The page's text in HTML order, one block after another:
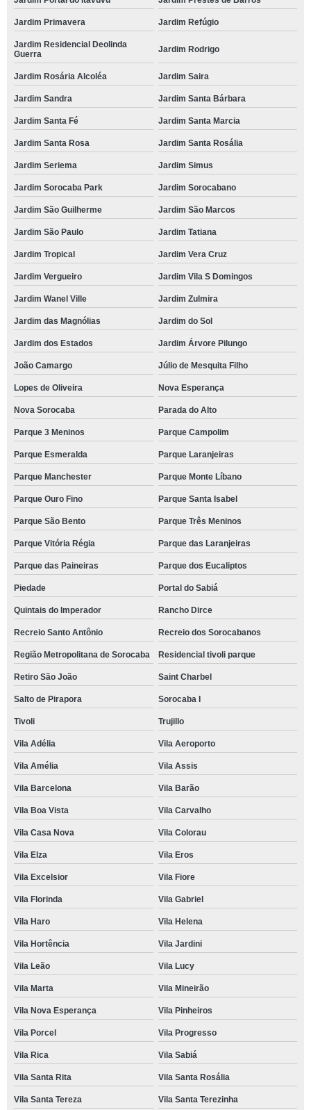
Jardim Primavera Jardim Refúgio
Jardim Residencial Deolinda
Guerra
Jardim Rodrigo
Jardim Rosária Alcoléa Jardim Saira
Jardim Sandra Jardim Santa Bárbara
Jardim Santa Fé Jardim Santa Marcia
Jardim Santa Rosa Jardim Santa Rosália
Jardim Seriema Jardim Simus
Jardim Sorocaba Park Jardim Sorocabano
Jardim São Guilherme Jardim São Marcos
Jardim São Paulo Jardim Tatiana
Jardim Tropical Jardim Vera Cruz
Jardim Vergueiro Jardim Vila S Domingos
Jardim Wanel Ville Jardim Zulmira
Jardim das Magnólias Jardim do Sol
Jardim dos Estados Jardim Árvore Pilungo
João Camargo Júlio de Mesquita Filho
Lopes de Oliveira Nova Esperança
Nova Sorocaba Parada do Alto
Parque 3 Meninos Parque Campolim
Parque Esmeralda Parque Laranjeiras
Parque Manchester Parque Monte Líbano
Parque Ouro Fino Parque Santa Isabel
Parque São Bento Parque Três Meninos
Parque Vitória Régia Parque das Laranjeiras
Parque das Paineiras Parque dos Eucaliptos
Piedade Portal do Sabiá
Quintais do Imperador Rancho Dirce
Recreio Santo Antônio Recreio dos Sorocabanos
Região Metropolitana de Sorocaba Residencial tivoli parque
Retiro São João Saint Charbel
Salto de Pirapora Sorocaba I
Tivoli Trujillo
Vila Adélia Vila Aeroporto
Vila Amélia Vila Assis
Vila Barcelona Vila Barão
Vila Boa Vista Vila Carvalho
Vila Casa Nova Vila Colorau
Vila Elza Vila Eros
Vila Excelsior Vila Fiore
Vila Florinda Vila Gabriel
Vila Haro Vila Helena
Vila Hortência Vila Jardini
Vila Leão Vila Lucy
Vila Marta Vila Mineirão
Vila Nova Esperança Vila Pinheiros
Vila Porcel Vila Progresso
Vila Rica Vila Sabiá
Vila Santa Rita Vila Santa Rosália
Vila Santa Tereza Vila Santa Terezinha